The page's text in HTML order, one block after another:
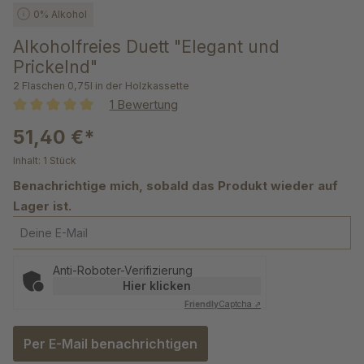
0% Alkohol
Alkoholfreies Duett "Elegant und
Prickelnd"
2 Flaschen 0,75l in der Holzkassette
1 Bewertung
51,40 €*
Inhalt: 1 Stück
Benachrichtige mich, sobald das Produkt wieder auf
Lager ist.
Deine E-Mail
Anti-Roboter-Verifizierung
Hier klicken
FriendlyCaptcha ⇗
Per E-Mail benachrichtigen